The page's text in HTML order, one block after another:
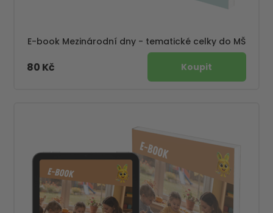
E-book Mezinárodní dny - tematické celky do MŠ
80 Kč